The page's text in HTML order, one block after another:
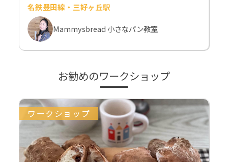
名鉄豊田線・三好ヶ丘駅
Mammysbread 小さなパン教室
お勧めのワークショップ
ワークショップ